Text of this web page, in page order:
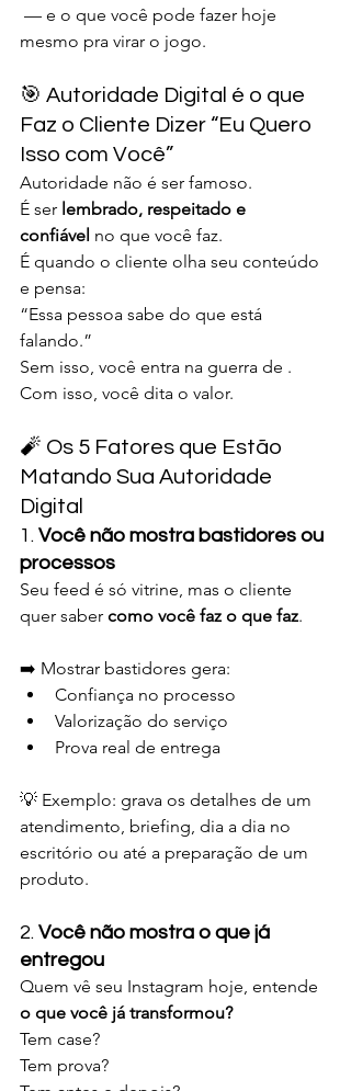
mesmo pra virar o jogo.
🎯 Autoridade Digital é o que
Faz o Cliente Dizer “Eu Quero
Isso com Você”
Autoridade não é ser famoso.
É ser lembrado, respeitado e
confiável no que você faz.
É quando o cliente olha seu conteúdo
e pensa:
“Essa pessoa sabe do que está
falando.”
Sem isso, você entra na guerra de .
Com isso, você dita o valor.
🧨 Os 5 Fatores que Estão
Matando Sua Autoridade
Digital
1. Você não mostra bastidores ou
processos
Seu feed é só vitrine, mas o cliente
quer saber como você faz o que faz.
➡️ Mostrar bastidores gera:
Confiança no processo
Valorização do serviço
Prova real de entrega
💡 Exemplo: grava os detalhes de um
atendimento, briefing, dia a dia no
escritório ou até a preparação de um
produto.
2. Você não mostra o que já
entregou
Quem vê seu Instagram hoje, entende
o que você já transformou?
Tem case?
Tem prova?